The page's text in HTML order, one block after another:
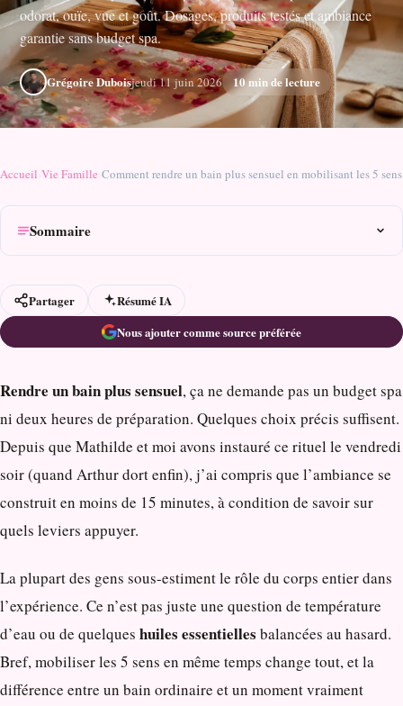
odorat, ouïe, vue et goût. Dosages, produits testés et ambiance
garantie sans budget spa.
Grégoire Duboisjeudi 11 juin 2026 10 min de lecture
Accueil›Vie Famille›Comment rendre un bain plus sensuel en mobilisant les 5 sens
Sommaire
Partager
Résumé IA
Nous ajouter comme source préférée
Rendre un bain plus sensuel, ça ne demande pas un budget spa
ni deux heures de préparation. Quelques choix précis suffisent.
Depuis que Mathilde et moi avons instauré ce rituel le vendredi
soir (quand Arthur dort enfin), j’ai compris que l’ambiance se
construit en moins de 15 minutes, à condition de savoir sur
quels leviers appuyer.
La plupart des gens sous-estiment le rôle du corps entier dans
l’expérience. Ce n’est pas juste une question de température
d’eau ou de quelques huiles essentielles balancées au hasard.
Bref, mobiliser les 5 sens en même temps change tout, et la
différence entre un bain ordinaire et un moment vraiment